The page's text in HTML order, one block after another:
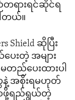
တရားရင်ဆိုင်ရ
တယ်။
Shield ဆိုပြီး
းတဲ့ အများ
တည်ပေးထားပါ
အစိုးရမဟုတ်
ဖို့ရည်ရွယ်တဲ့